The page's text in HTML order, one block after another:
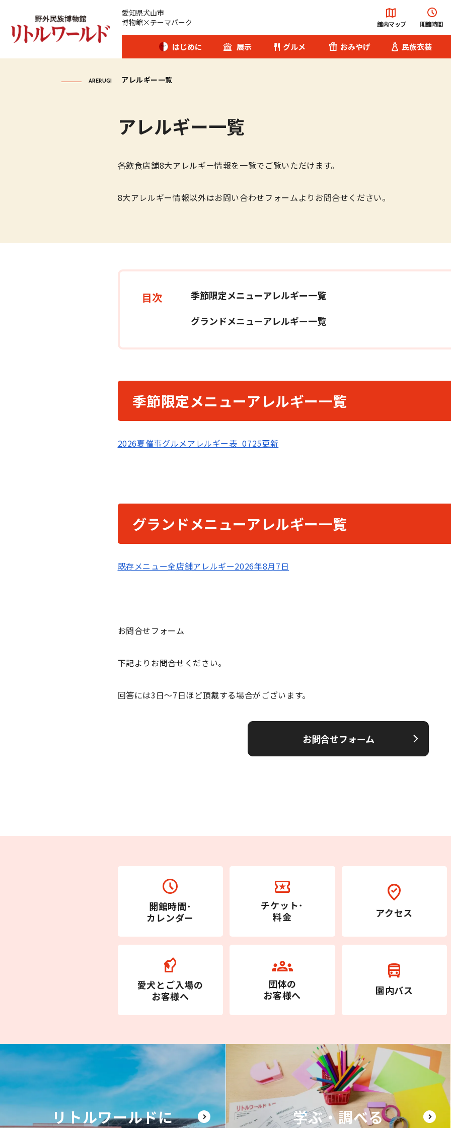
愛知県犬山市
博物館×テーマパーク
館内マップ 開館時間
はじめに 展示 グルメ おみやげ 民族衣装
展示 グルメ
ARERUGI アレルギー一覧
アレルギー一覧
各飲食店舗8大アレルギー情報を一覧でご覧いただけます。
8大アレルギー情報以外はお問い合わせフォームよりお問合せください。
目次
季節限定メニューアレルギー一覧
グランドメニューアレルギー一覧
季節限定メニューアレルギー一覧
2026夏催事グルメアレルギー表_0725更新
グランドメニューアレルギー一覧
既存メニュー全店舗アレルギー2026年8月7日
お問合せフォーム
下記よりお問合せください。
回答には3日～7日ほど頂戴する場合がございます。
お問合せフォーム
開館時間･
カレンダー
チケット･
料金
アクセス
愛犬とご入場の
お客様へ
団体の
お客様へ
園内バス
リトルワールドに
学ぶ・調べる